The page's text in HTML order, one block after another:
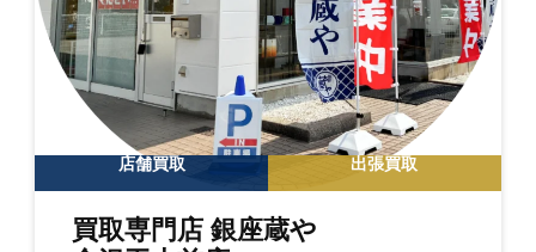
店舗買取 出張買取
買取専門店 銀座蔵や